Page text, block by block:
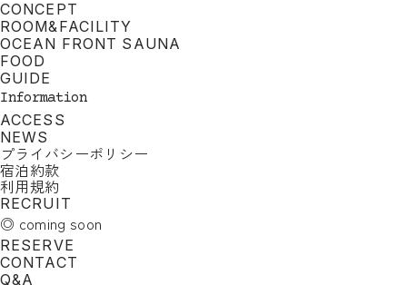
CONCEPT
ROOM&FACILITY
OCEAN FRONT SAUNA
FOOD
GUIDE
Information
ACCESS
NEWS
プライバシーポリシー
宿泊約款
利用規約
RECRUIT
◎ coming soon
RESERVE
CONTACT
Q&A